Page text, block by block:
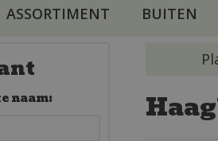
ASSORTIMENT BUITEN
naam: